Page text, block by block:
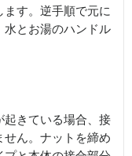
す。逆手順で元に
水とお湯のハンドル
起きている場合、接
ん。ナットを締め